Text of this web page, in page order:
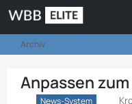
Archiv
Anpassen
News-System